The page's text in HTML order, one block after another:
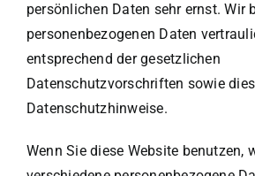
persönlichen Daten sehr ernst. Wir
personenbezogenen Daten
entsprechend der gesetzlichen
Datenschutzvorschriften sowie
Datenschutzhinweise.
Wenn Sie diese Website benutzen,